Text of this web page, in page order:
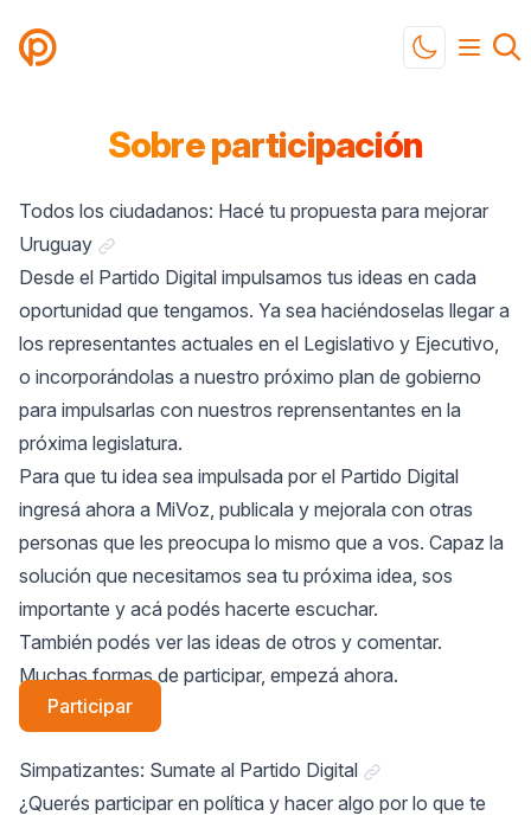
Partido Digital
Toggle
Sobre participación
Todos los ciudadanos: Hacé tu propuesta para mejorar
Uruguay Link a "Todos los ciudadanos: Hacé tu propuesta
Desde el Partido Digital impulsamos tus ideas en cada
oportunidad que tengamos. Ya sea haciéndoselas llegar a
los representantes actuales en el Legislativo y Ejecutivo,
o incorporándolas a nuestro próximo plan de gobierno
para impulsarlas con nuestros reprensentantes en la
próxima legislatura.
Para que tu idea sea impulsada por el Partido Digital
ingresá ahora a MiVoz, publicala y mejorala con otras
personas que les preocupa lo mismo que a vos. Capaz la
solución que necesitamos sea tu próxima idea, sos
importante y acá podés hacerte escuchar.
También podés ver las ideas de otros y comentar.
Muchas formas de participar, empezá ahora.
Participar
Simpatizantes: Sumate al Partido Digital Link a
¿Querés participar en política y hacer algo por lo que te